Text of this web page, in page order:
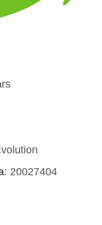
: 20027404